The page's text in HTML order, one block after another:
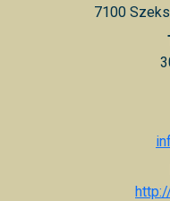
7100